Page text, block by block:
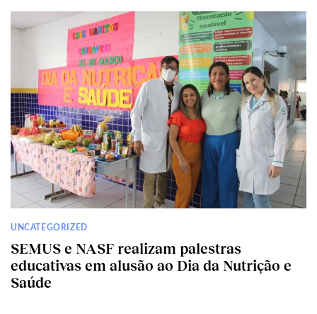
UNCATEGORIZED
SEMUS e NASF realizam palestras
educativas em alusão ao Dia da Nutrição e
Saúde